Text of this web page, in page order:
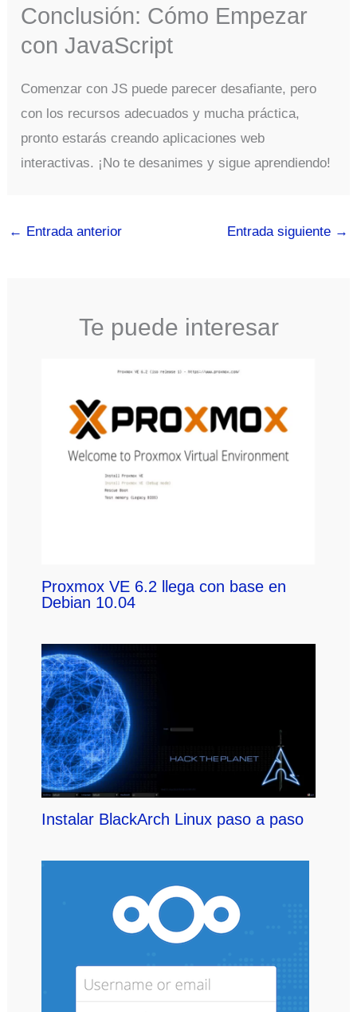
Conclusión: Cómo Empezar
con JavaScript
Comenzar con JS puede parecer desafiante, pero
con los recursos adecuados y mucha práctica,
pronto estarás creando aplicaciones web
interactivas. ¡No te desanimes y sigue aprendiendo!
← Entrada anterior Entrada siguiente →
Te puede interesar
Proxmox VE 6.2 llega con base en
Debian 10.04
Instalar BlackArch Linux paso a paso